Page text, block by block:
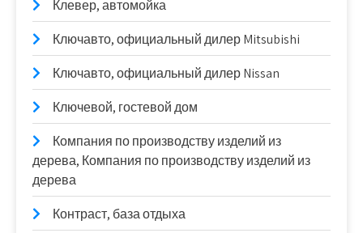
Клевер, автомойка
Ключавто, официальный дилер Mitsubishi
Ключавто, официальный дилер Nissan
Ключевой, гостевой дом
Компания по производству изделий из
дерева, Компания по производству изделий из
дерева
Контраст, база отдыха